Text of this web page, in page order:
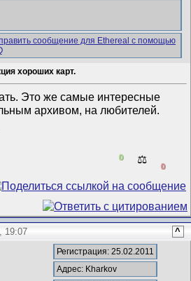
хороших карт.
Это же самые интересные
архивом, на любителей.
0 ⚖️
0
19:07 ^
Регистрация: 25.02.2011
Адрес: Kharkov